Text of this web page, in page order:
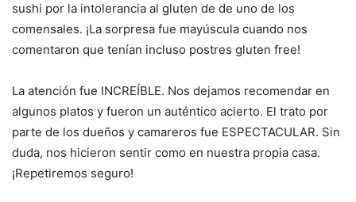
sushi por la intolerancia al gluten de de uno de los
comensales. ¡La sorpresa fue mayúscula cuando nos
comentaron que tenían incluso postres gluten free!
La atención fue INCREÍBLE. Nos dejamos recomendar en
algunos platos y fueron un auténtico acierto. El trato por
parte de los dueños y camareros fue ESPECTACULAR. Sin
duda, nos hicieron sentir como en nuestra propia casa.
¡Repetiremos seguro!